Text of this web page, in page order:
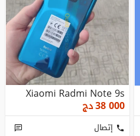
Xiaomi Radmi Note 9s
38 000دج
إتصال